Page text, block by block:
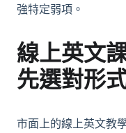
強特定弱項。
線上英文
先選對形
市面上的線上英文教